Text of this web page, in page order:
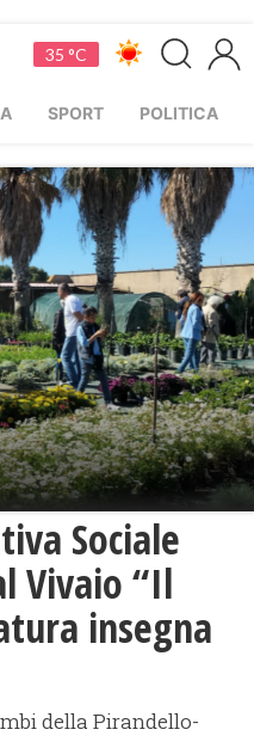
35 °C
SPORT POLITICA
Sociale
Vivaio “Il
insegna
della Pirandello-